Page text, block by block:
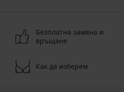
Безплатна замяна и
връщане
Как да изберем